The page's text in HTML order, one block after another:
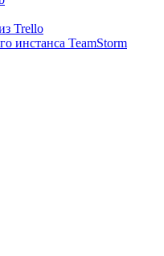
Trello
инстанса TeamStorm